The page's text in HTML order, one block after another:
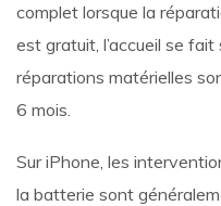
complet lorsque la
est gratuit, l’accueil se
réparations matérielles
6 mois.
Sur iPhone, les
la batterie sont